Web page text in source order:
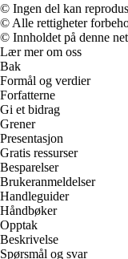
© Ingen del kan
© Alle rettigheter
© Innholdet på denne
Lær mer om oss
Bak
Formål og verdier
Forfatterne
Gi et bidrag
Grener
Presentasjon
Gratis ressurser
Besparelser
Brukeranmeldelser
Handleguider
Håndbøker
Opptak
Beskrivelse
Spørsmål og svar